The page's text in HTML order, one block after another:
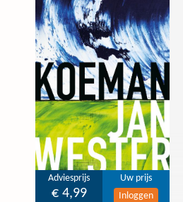
Adviesprijs
€ 4,99
Uw prijs
Inloggen